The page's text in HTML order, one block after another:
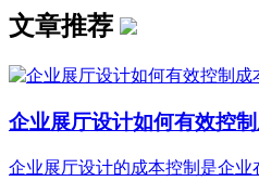
文章推荐
企业展厅设计如何有效控
企业展厅设计的成本控制是企